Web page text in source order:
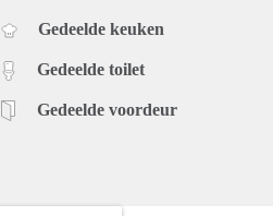
Gedeelde keuken
Gedeelde toilet
Gedeelde voordeur